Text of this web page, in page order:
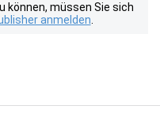
können, müssen Sie sich
anmelden